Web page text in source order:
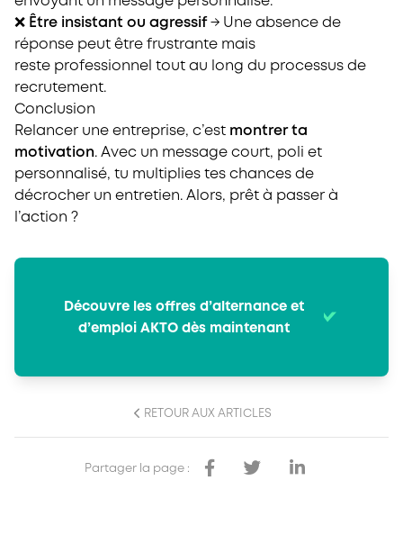
❌ Être insistant ou agressif→ Une absence de
réponse peut être frustrante mais
reste professionnel tout au long du processus de
recrutement.
Conclusion
Relancer une entreprise, c’est montrer ta
motivation. Avec un message court, poli et
personnalisé, tu multiplies tes chances de
décrocher un entretien. Alors, prêt à passer à
l’action ?
Découvre les offres d’alternance et
d’emploi AKTO dès maintenant
RETOUR AUX ARTICLES
Partager la page :